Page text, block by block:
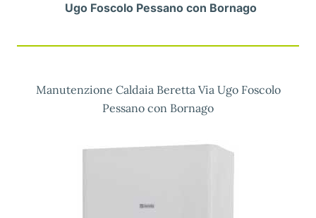
Ugo Foscolo Pessano con Bornago
Manutenzione Caldaia Beretta Via Ugo Foscolo
Pessano con Bornago